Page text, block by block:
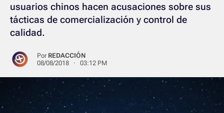
usuarios chinos hacen acusaciones sobre sus
tácticas de comercialización y control de
calidad.
Por REDACCIÓN
08/08/2018 · 03:12 PM